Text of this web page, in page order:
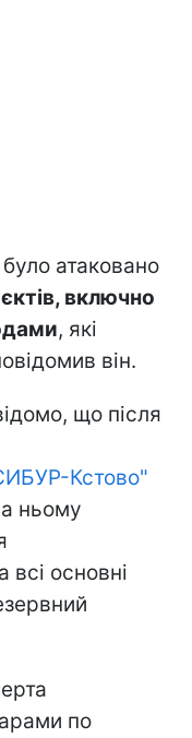
атаковано
включно
, які
він.
що після
Кстово"
ньому
всі основні
по